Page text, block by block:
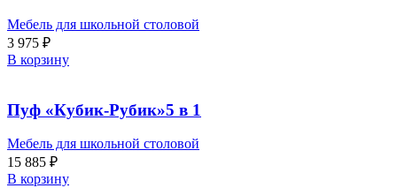
Мебель для школьной столовой
3 975 ₽
В корзину
Пуф «Кубик-Рубик»5 в 1
Мебель для школьной столовой
15 885 ₽
В корзину